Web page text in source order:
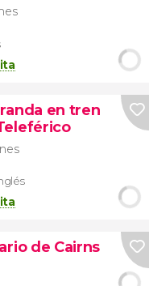
en tren
de Cairns